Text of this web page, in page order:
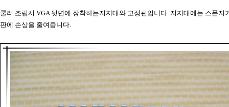
쿨러 조립시 VGA 뒷면에 장착하는지지대와 고정핀입니다. 지지대에는 스폰지
판에 손상을 줄여줍니다.